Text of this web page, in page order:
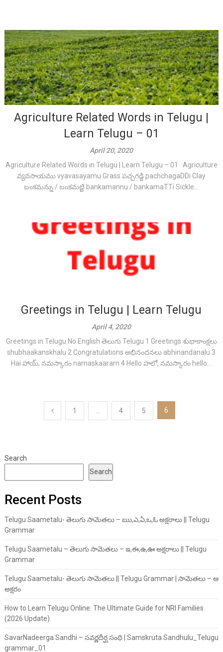
Agriculture Related Words in Telugu |
Learn Telugu – 01
April 20, 2020
Agriculture Related Words in Telugu | Learn Telugu – 01 Agriculture
వ్యవసాయము vyavasayamu Grass పచ్చగడ్డి pachchagaDDi Clay
బంకమన్ను / బంకమట్టి bankamannu / bankamaTTi Sickle...
Greetings in Telugu | Learn Telugu
April 4, 2020
Greetings in Telugu No English తెలుగు Telugu 1 Greetings శుభాకాంక్షలు
shubhaakanskhalu 2 Congratulations అభినందనలు abhinandanalu 3
Hai హాయ్, నమస్కారం namaskaaram 4 Hello హలో, నమస్కారం hello...
1 4 5 6
Search
Search
Recent Posts
Telugu Saametalu- తెలుగు సామెతలు – ఋ,ఎ,ఏ,ఒ,ఓ అక్షరాలు || Telugu
Grammar
Telugu Saametalu – తెలుగు సామెతలు – ఇ,ఈ,ఉ,ఊ అక్షరాలు || Telugu
Grammar
Telugu Saametalu- తెలుగు సామెతలు || Telugu Grammar | సామెతలు – ఆ
అక్షరం
How to Learn Telugu Online: The Ultimate Guide for NRI Families
(2026 Update)
SavarNadeerga Sandhi – సవర్ణదీర్ఘ సంధి | Samskruta Sandhulu_Telugu
grammar_01